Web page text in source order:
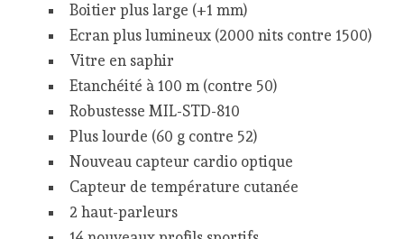
Boitier plus large (+1 mm)
Ecran plus lumineux (2000 nits contre 1500)
Vitre en saphir
Etanchéité à 100 m (contre 50)
Robustesse MIL-STD-810
Plus lourde (60 g contre 52)
Nouveau capteur cardio optique
Capteur de température cutanée
2 haut-parleurs